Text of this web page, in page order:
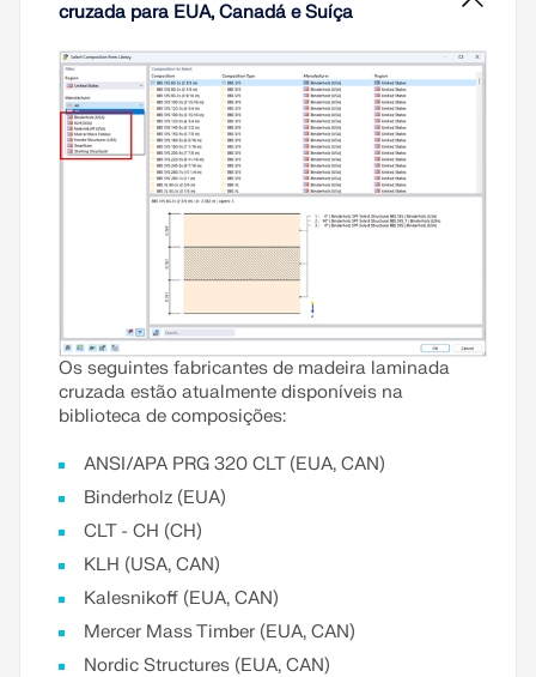
com o resultado da análise de valores próprios.
Ler mais
cruzada para EUA, Canadá e Suíça
Os seguintes fabricantes de madeira laminada
cruzada estão atualmente disponíveis na
biblioteca de composições:
ANSI/APA PRG 320 CLT (EUA, CAN)
Binderholz (EUA)
CLT - CH (CH)
KLH (USA, CAN)
Kalesnikoff (EUA, CAN)
Mercer Mass Timber (EUA, CAN)
Nordic Structures (EUA, CAN)